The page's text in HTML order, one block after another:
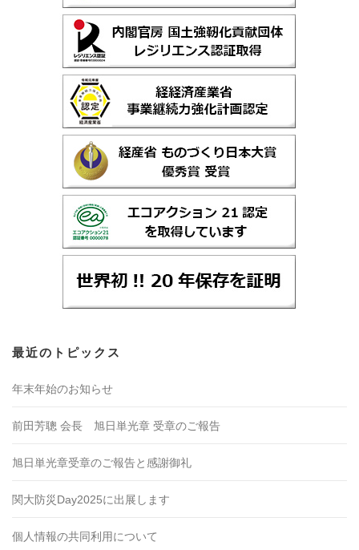
最近のトピックス
年末年始のお知らせ
前田芳聰 会長 旭日単光章 受章のご報告
旭日単光章受章のご報告と感謝御礼
関大防災Day2025に出展します
個人情報の共同利用について